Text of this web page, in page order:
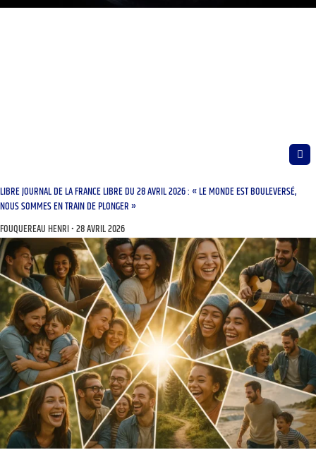
LIBRE JOURNAL DE LA FRANCE LIBRE DU 28 AVRIL 2026 : « LE MONDE EST BOULEVERSÉ,
NOUS SOMMES EN TRAIN DE PLONGER »
FOUQUEREAU HENRI 28 AVRIL 2026